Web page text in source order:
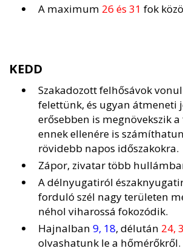
A maximum 26 és 31 fok
KEDD
Szakadozott felhősávok
felettünk, és ugyan átmeneti
erősebben is megnövekszik
ennek ellenére is
rövidebb napos időszakokra.
Zápor, zivatar több
A délnyugatiról
forduló szél nagy területen
néhol viharossá fokozódik.
Hajnalban 9, 18, délután 24,
olvashatunk le a hőmérőkről.